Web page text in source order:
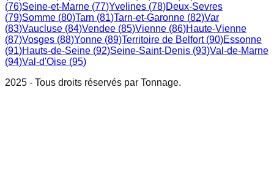
(76)Seine-et-Marne (77)Yvelines (78)Deux-Sevres
(79)Somme (80)Tarn (81)Tarn-et-Garonne (82)Var
(83)Vaucluse (84)Vendee (85)Vienne (86)Haute-Vienne
(87)Vosges (88)Yonne (89)Territoire de Belfort(90)Essonne
(91)Hauts-de-Seine (92)Seine-Saint-Denis (93)Val-de-Marne
(94)Val-d'Oise (95)
2025 - Tous droits réservés par Tonnage.